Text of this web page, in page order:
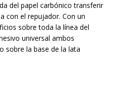
del papel carbónico transferir
con el repujador. Con un
sobre toda la línea del
universal ambos
sobre la base de la lata